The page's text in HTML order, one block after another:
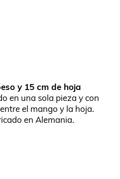
y 15 cm de hoja
en una sola pieza y con
el mango y la hoja.
en Alemania.